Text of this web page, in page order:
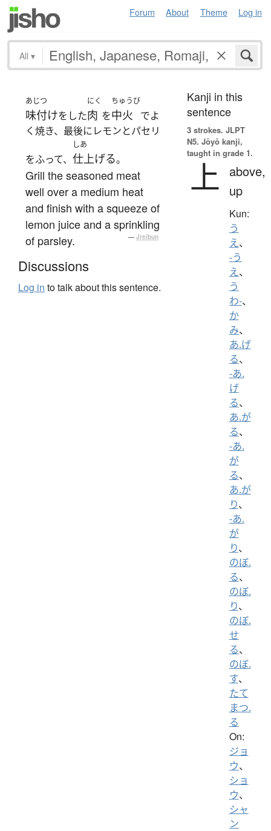
Forum About Theme Log in
All ▾
あじつ
味付けをした
にく
肉 を
ちゅうび
中火
でよ
く焼き、最後にレモンとパセリ
をふって、
しあ
仕上げる。
Grill the seasoned meat
well over a medium heat
and finish with a squeeze of
lemon juice and a sprinkling
of parsley.
— Jreibun
Discussions
Log in to talk about this sentence.
Kanji in this
sentence
3 strokes. JLPT
N5. Jōyō kanji,
taught in grade 1.
上
above,
up
Kun:
う
え、
-う
え、
う
わ-、
か
み、
あ.げ
る、
-あ.
げ
る、
あ.が
る、
-あ.
が
る、
あ.が
り、
-あ.
が
り、
のぼ.
る、
のぼ.
り、
のぼ.
せ
る、
のぼ.
す、
たて
まつ.
る
On:
ジョ
ウ、
ショ
ウ、
シャ
ン